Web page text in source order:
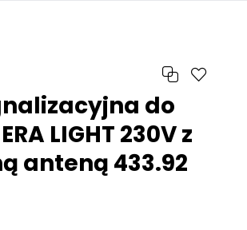
do
LIGHT 230V z
anteną 433.92